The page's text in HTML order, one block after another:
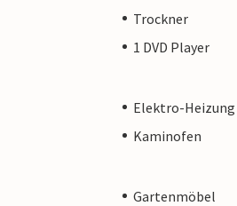
Trockner
1 DVD Player
Elektro-Heizung
Kaminofen
Gartenmöbel